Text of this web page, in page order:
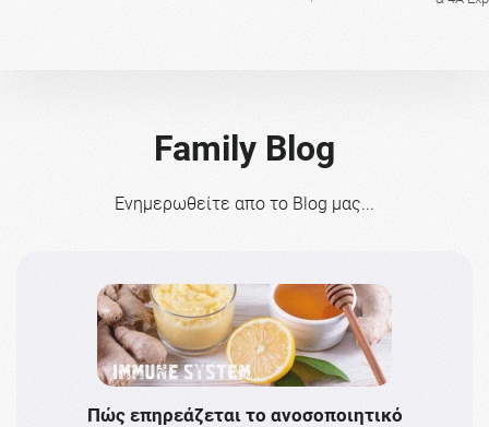
Family Blog
Ενημερωθείτε απο το Blog μας...
Πώς επηρεάζεται το ανοσοποιητικό